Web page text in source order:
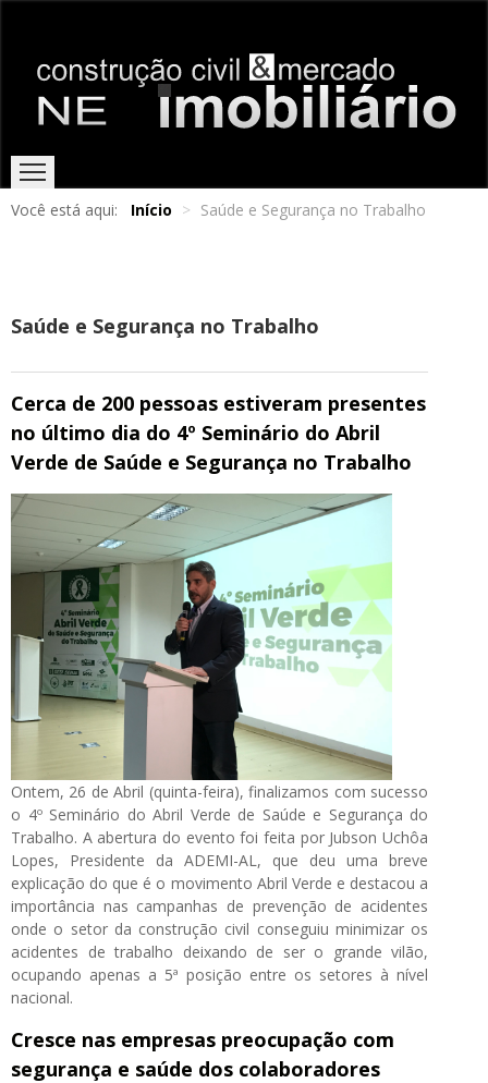
Você está aqui: Início > Saúde e Segurança no Trabalho
Saúde e Segurança no Trabalho
Cerca de 200 pessoas estiveram presentes
no último dia do 4º Seminário do Abril
Verde de Saúde e Segurança no Trabalho
Ontem, 26 de Abril (quinta-feira), finalizamos com sucesso
o 4º Seminário do Abril Verde de Saúde e Segurança do
Trabalho. A abertura do evento foi feita por Jubson Uchôa
Lopes, Presidente da ADEMI-AL, que deu uma breve
explicação do que é o movimento Abril Verde e destacou a
importância nas campanhas de prevenção de acidentes
onde o setor da construção civil conseguiu minimizar os
acidentes de trabalho deixando de ser o grande vilão,
ocupando apenas a 5ª posição entre os setores à nível
nacional.
Cresce nas empresas preocupação com
segurança e saúde dos colaboradores